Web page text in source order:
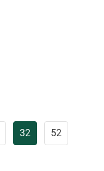
32 52